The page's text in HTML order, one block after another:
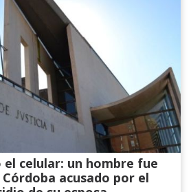
celular: un hombre fue
acusado por el